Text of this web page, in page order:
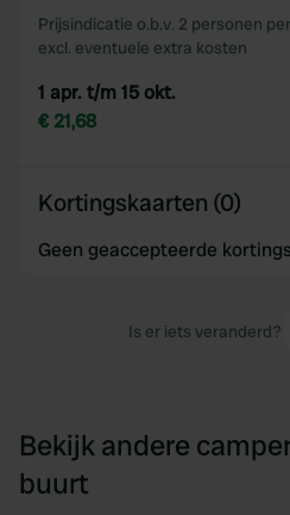
Prijsindicatie o.b.v. 2 personen
excl. eventuele extra kosten
1 apr. t/m 15 okt.
€ 21,68
Kortingskaarten (0)
Geen geaccepteerde
Is er iets veranderd?
Bekijk andere
buurt